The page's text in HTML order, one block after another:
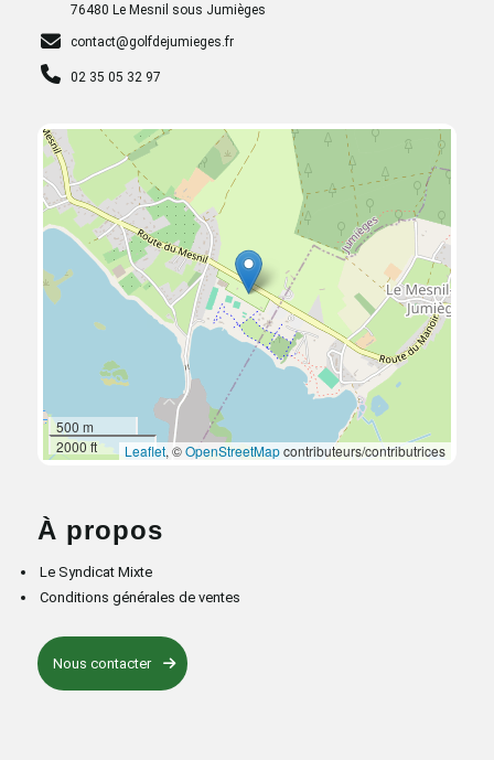
76480 Le Mesnil sous Jumièges
contact@golfdejumieges.fr
02 35 05 32 97
500 m
2000 ft
Leaflet, ©OpenStreetMapcontributeurs/contributrices
À propos
Le Syndicat Mixte
Conditions générales de ventes
Nous contacter